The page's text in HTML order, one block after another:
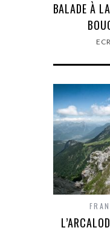
BALADE À